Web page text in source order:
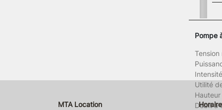
Pompe
Tension
Utilité
Débit à
MTA Location